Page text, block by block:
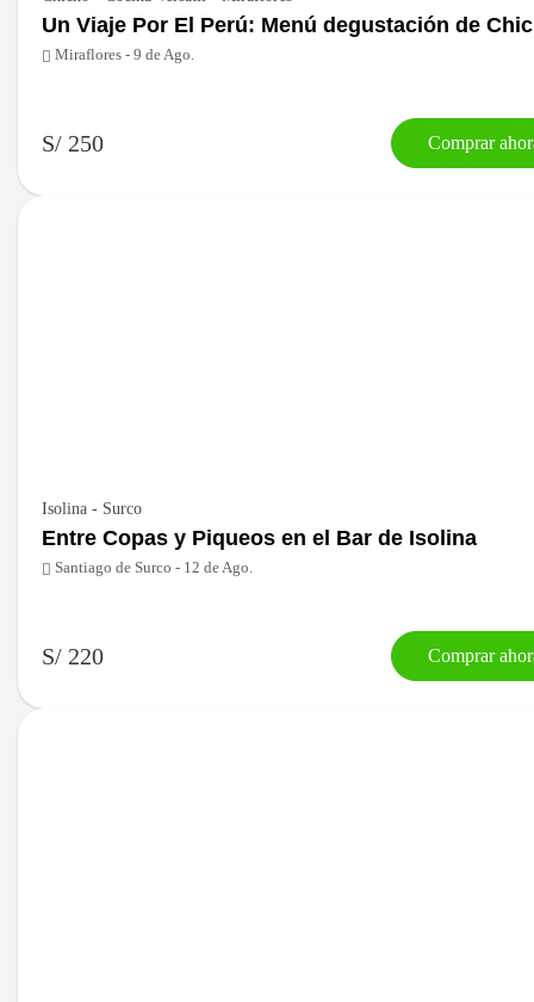
Un Viaje Por El Perú: Menú degustación de
Miraflores - 9 de Ago.
S/ 250 Comprar
Isolina - Surco
Entre Copas y Piqueos en el Bar de Isolina
Santiago de Surco - 12 de Ago.
S/ 220 Comprar